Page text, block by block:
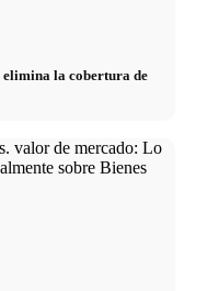
elimina la cobertura de